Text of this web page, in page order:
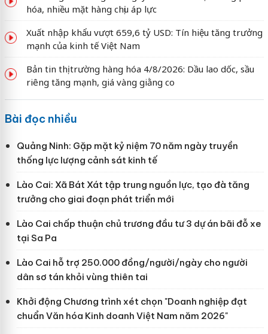
hóa, nhiều mặt hàng chịu áp lực
Xuất nhập khẩu vượt 659,6 tỷ USD: Tín hiệu tăng trưởng
mạnh của kinh tế Việt Nam
Bản tin thị trường hàng hóa 4/8/2026: Dầu lao dốc, sầu
riêng tăng mạnh, giá vàng giằng co
Bài đọc nhiều
Quảng Ninh: Gặp mặt kỷ niệm 70 năm ngày truyền
thống lực lượng cảnh sát kinh tế
Lào Cai: Xã Bát Xát tập trung nguồn lực, tạo đà tăng
trưởng cho giai đoạn phát triển mới
Lào Cai chấp thuận chủ trương đầu tư 3 dự án bãi đỗ xe
tại Sa Pa
Lào Cai hỗ trợ 250.000 đồng/người/ngày cho người
dân sơ tán khỏi vùng thiên tai
Khởi động Chương trình xét chọn "Doanh nghiệp đạt
chuẩn Văn hóa Kinh doanh Việt Nam năm 2026"